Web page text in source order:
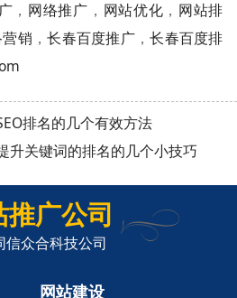
， 网络推广 ， 网站优化 ， 网站排
销 ，长春百度推广，长春百度排
排名的几个有效方法
升关键词的排名的几个小技巧
推广公司
信众合科技公司
网站建设